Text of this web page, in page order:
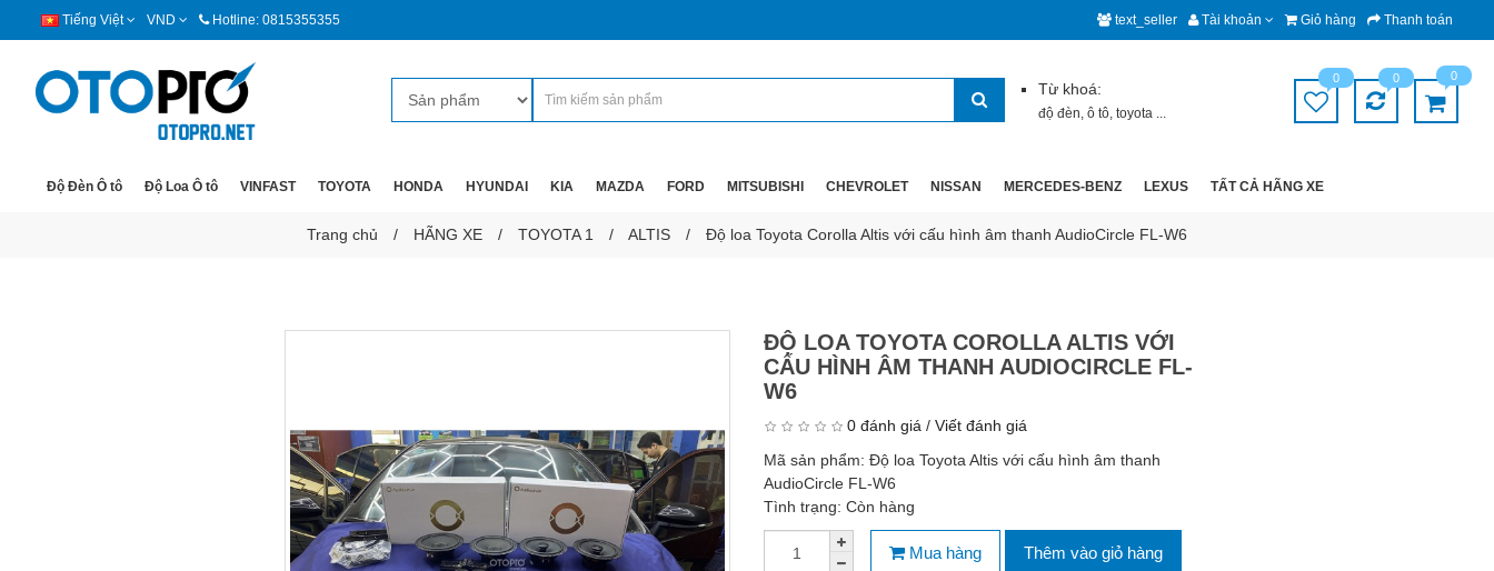
Tiếng Việt VND Hotline: 0815355355 text_seller Tài khoản Giỏ hàng Thanh toán
Từ khoá:
độ đèn,ô tô,toyota ...
0 0 0
Độ Đèn Ô tô Độ Loa Ô tô VINFAST TOYOTA HONDA HYUNDAI KIA MAZDA FORD MITSUBISHI CHEVROLET NISSAN MERCEDES-BENZ LEXUS TẤT CẢ HÃNG XE
Trang chủ HÃNG XE TOYOTA 1 ALTIS Độ loa Toyota Corolla Altis với cấu hình âm thanh AudioCircle FL-W6
ĐỘ LOA TOYOTA COROLLA ALTIS VỚI
CẤU HÌNH ÂM THANH AUDIOCIRCLE FL-
W6
0 đánh giá / Viết đánh giá
Mã sản phẩm: Độ loa Toyota Altis với cấu hình âm thanh
AudioCircle FL-W6
Tình trạng: Còn hàng
Mua hàng Thêm vào giỏ hàng